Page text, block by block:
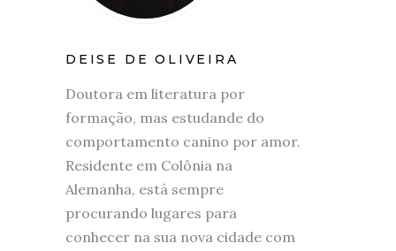
DEISE DE OLIVEIRA
Doutora em literatura por
formação, mas estudande do
comportamento canino por amor.
Residente em Colônia na
Alemanha, está sempre
procurando lugares para
conhecer na sua nova cidade com